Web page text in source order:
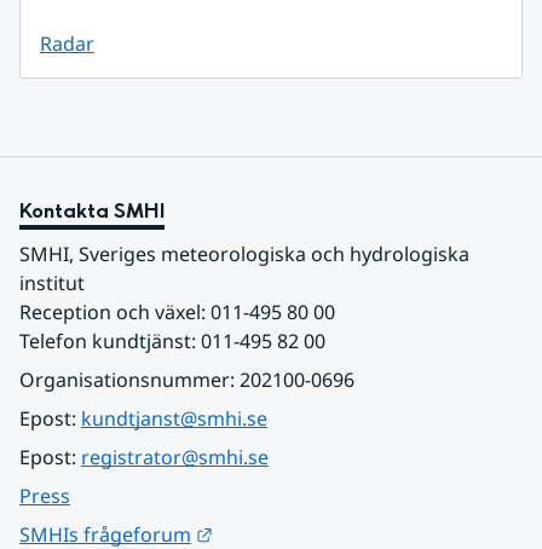
Radar
Kontakta SMHI
SMHI, Sveriges meteorologiska och hydrologiska
institut
Reception och växel: 011-495 80 00
Telefon kundtjänst: 011-495 82 00
Organisationsnummer: 202100-0696
Epost: kundtjanst@smhi.se
Epost: registrator@smhi.se
Press
SMHIs frågeforum